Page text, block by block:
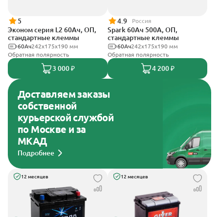
5
Эконом серия L2 60Ач, ОП,
стандартные клеммы
242х175х190 мм
60Ач
Обратная полярность
3 000 ₽
4.9 Россия
Spark 60Ач 500А, ОП,
стандартные клеммы
242х175х190 мм
60Ач
Обратная полярность
4 200 ₽
Доставляем заказы
собственной
курьерской службой
по Москве и за
МКАД
Подробнее
12 месяцев 12 месяцев